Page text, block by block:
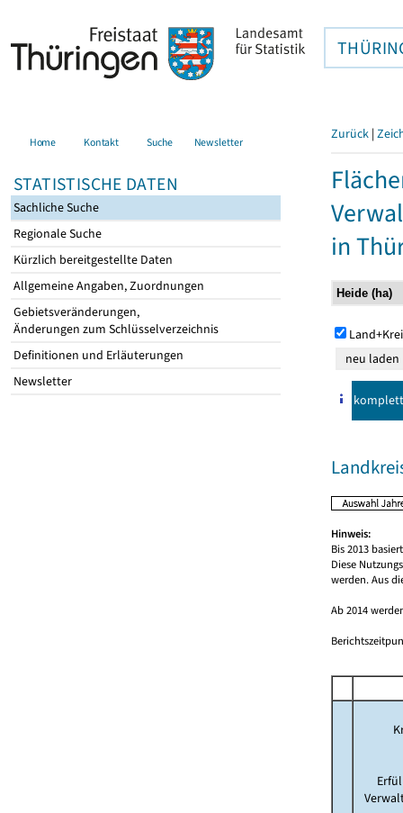
Home Kontakt Suche Newsletter
STATISTISCHE DATEN
Sachliche Suche
Regionale Suche
Kürzlich bereitgestellte Daten
Allgemeine Angaben, Zuordnungen
Gebietsveränderungen,
Änderungen zum Schlüsselverzeichnis
Definitionen und Erläuterungen
Newsletter
Zurück |
in
komplett
Hinweis:
Bis 2013
Diese
werden. Aus
Ab 2014